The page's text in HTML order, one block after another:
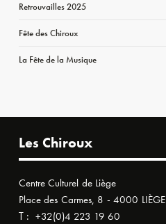
Retrouvailles 2025
Fête des Chiroux
La Fête de la Musique
Les Chiroux
Centre Culturel de Liège
Place des Carmes, 8 - 4000 LIÈGE
T : +32(0)4 223 19 60